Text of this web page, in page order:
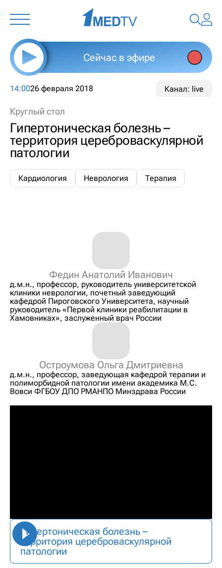
Сейчас в эфире
14:0026 февраля 2018 Канал: live
Круглый стол
Гипертоническая болезнь –
территория цереброваскулярной
патологии
Кардиология Неврология Терапия
Федин Анатолий Иванович
д.м.н., профессор, руководитель университетской
клиники неврологии, почетный заведующий
кафедрой Пироговского Университета, научный
руководитель «Первой клиники реабилитации в
Хамовниках», заслуженный врач России
Остроумова Ольга Дмитриевна
д.м.н., профессор, заведующая кафедрой терапии и
полиморбидной патологии имени академика М.С.
Вовси ФГБОУ ДПО РМАНПО Минздрава России
Гипертоническая болезнь –
территория цереброваскулярной
патологии